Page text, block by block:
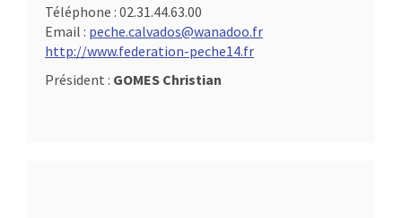
Téléphone : 02.31.44.63.00
Email : peche.calvados@wanadoo.fr
http://www.federation-peche14.fr
Président : GOMES Christian